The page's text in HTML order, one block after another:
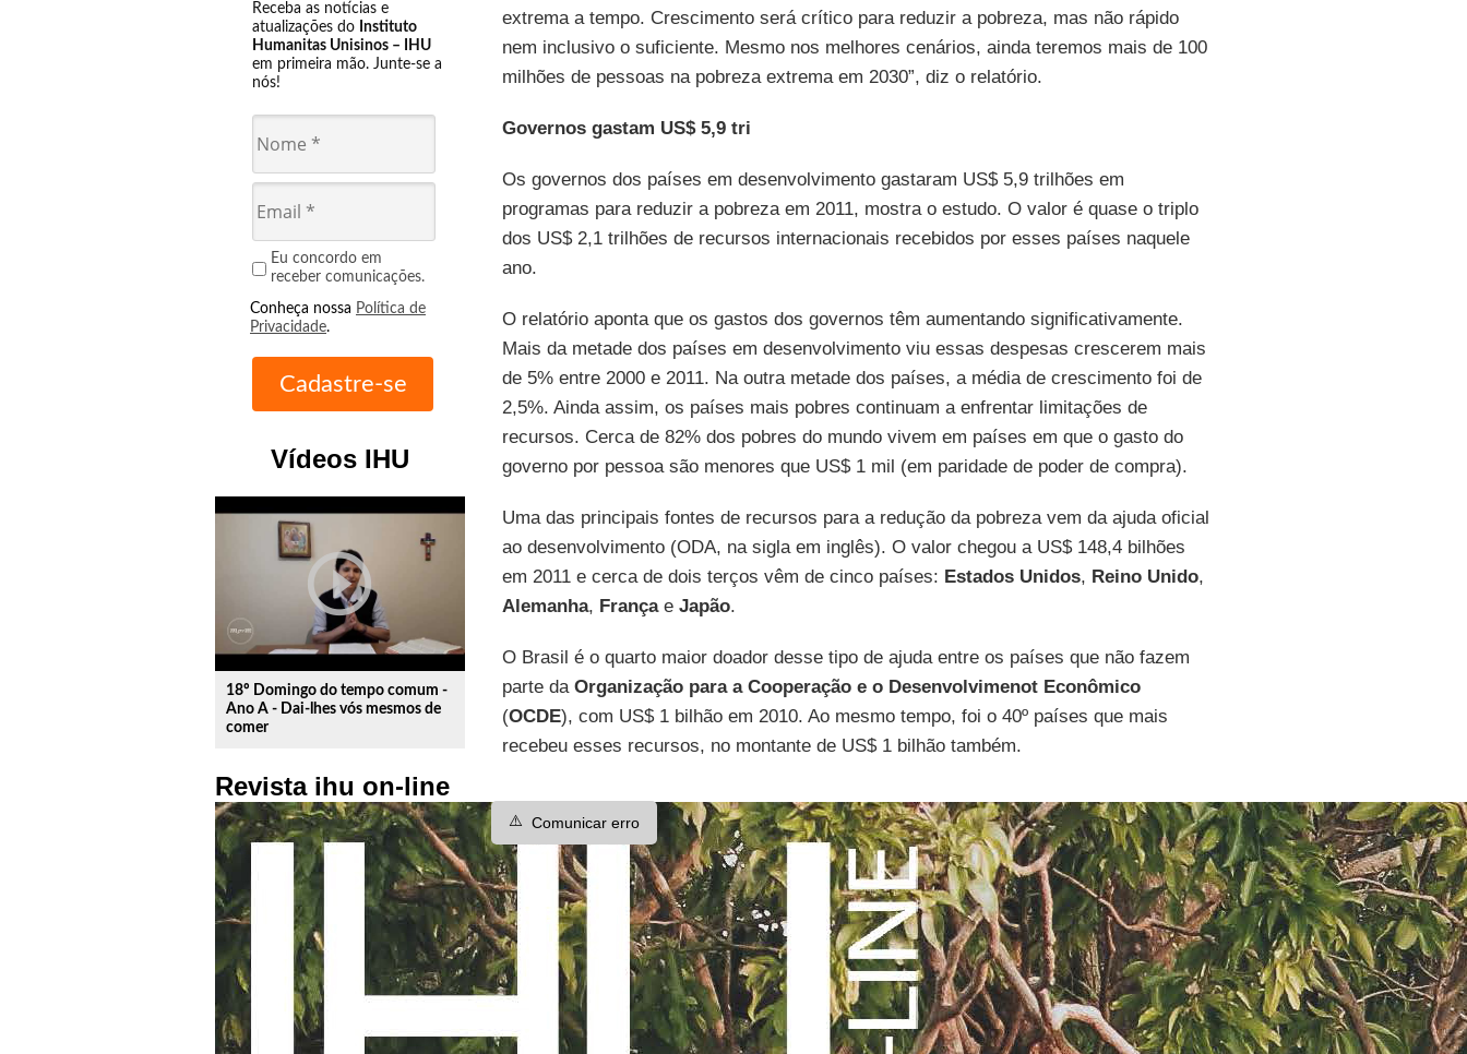
Receba as notícias e
atualizações do Instituto
Humanitas Unisinos – IHU
em primeira mão. Junte-se a
nós!
Eu concordo em
receber comunicações.
Conheça nossa Política de
Privacidade.
Vídeos IHU
play_circle_outline
18º Domingo do tempo comum -
Ano A - Dai-lhes vós mesmos de
comer
Revista ihu on-line
extrema a tempo. Crescimento será crítico para reduzir a pobreza, mas não rápido
nem inclusivo o suficiente. Mesmo nos melhores cenários, ainda teremos mais de 100
milhões de pessoas na pobreza extrema em 2030”, diz o relatório.
Governos gastam US$ 5,9 tri
Os governos dos países em desenvolvimento gastaram US$ 5,9 trilhões em
programas para reduzir a pobreza em 2011, mostra o estudo. O valor é quase o triplo
dos US$ 2,1 trilhões de recursos internacionais recebidos por esses países naquele
ano.
O relatório aponta que os gastos dos governos têm aumentando significativamente.
Mais da metade dos países em desenvolvimento viu essas despesas crescerem mais
de 5% entre 2000 e 2011. Na outra metade dos países, a média de crescimento foi de
2,5%. Ainda assim, os países mais pobres continuam a enfrentar limitações de
recursos. Cerca de 82% dos pobres do mundo vivem em países em que o gasto do
governo por pessoa são menores que US$ 1 mil (em paridade de poder de compra).
Uma das principais fontes de recursos para a redução da pobreza vem da ajuda oficial
ao desenvolvimento (ODA, na sigla em inglês). O valor chegou a US$ 148,4 bilhões
em 2011 e cerca de dois terços vêm de cinco países: Estados Unidos, Reino Unido,
Alemanha, Françae Japão.
O Brasil é o quarto maior doador desse tipo de ajuda entre os países que não fazem
parte da Organização para a Cooperação e o Desenvolvimenot Econômico
(OCDE), com US$ 1 bilhão em 2010. Ao mesmo tempo, foi o 40º países que mais
recebeu esses recursos, no montante de US$ 1 bilhão também.
⚠️ Comunicar erro